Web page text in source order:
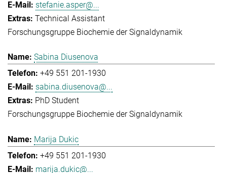
stefanie.asper@...
Technical Assistant
Forschungsgruppe Biochemie der Signaldynamik
Sabina Diusenova
+49 551 201-1930
sabina.diusenova@...
PhD Student
Forschungsgruppe Biochemie der Signaldynamik
Marija Dukic
+49 551 201-1930
marija.dukic@...